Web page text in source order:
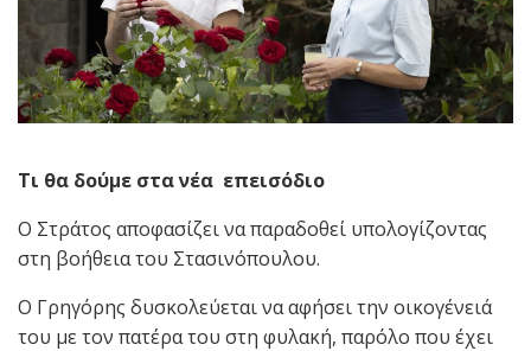
Τι θα δούμε στα νέα επεισόδιο
Ο Στράτος αποφασίζει να παραδοθεί υπολογίζοντας
στη βοήθεια του Στασινόπουλου.
Ο Γρηγόρης δυσκολεύεται να αφήσει την οικογένειά
του με τον πατέρα του στη φυλακή, παρόλο που έχει